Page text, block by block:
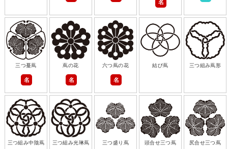
名
三つ蔓蔦
名
蔦の花
名
六つ蔦の花
名
結び蔦 三つ組み蔦形
三つ組み中陰蔦 三つ組み光琳蔦 三つ盛り蔦 頭合せ三つ蔦 尻合せ三つ蔦